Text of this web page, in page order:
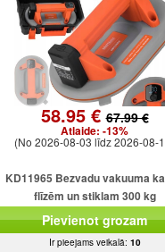
58.95 €67.99 €
Atlaide: -13%
(No 2026-08-03 līdz 2026-08-
KD11965 Bezvadu vakuuma
flīzēm un stiklam 300 kg
Pievienot grozam
Ir pieejams veikalā: 10